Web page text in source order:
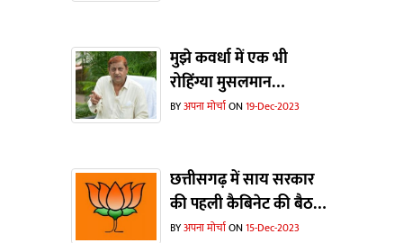
मुझे कवर्धा में एक भी
रोहिंग्या मुसलमान
दिखाओ...भाजपा ने चुनाव
अकबर
BYअपना मोर्चाON19-Dec-2023
छत्तीसगढ़ में साय सरकार
की पहली कैबिनेट की बैठक
के बाद जनता में निराशा
BYअपना मोर्चाON15-Dec-2023